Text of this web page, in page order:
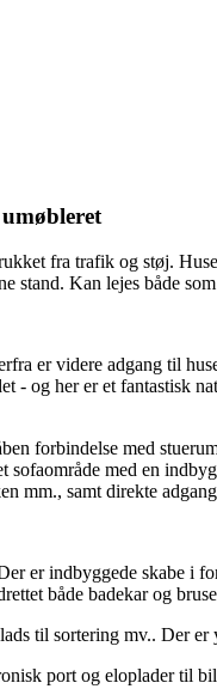
fra trafik og støj.
stand. Kan lejes både
er videre adgang til
- og her er et fantastisk
forbindelse med
med en
mm., samt direkte
er indbyggede skabe
både badekar og
til sortering mv.. Der
port og eloplader til